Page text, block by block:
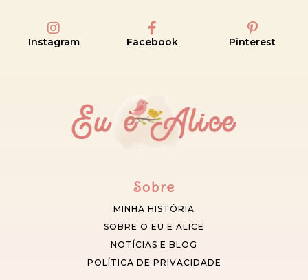
Instagram Facebook Pinterest
Sobre
MINHA HISTÓRIA
SOBRE O EU E ALICE
NOTÍCIAS E BLOG
POLÍTICA DE PRIVACIDADE